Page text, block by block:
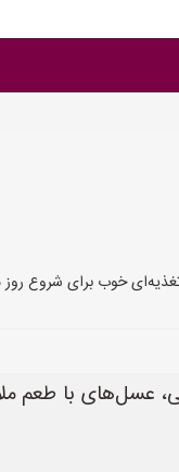
خوب برای شروع روز
عسل‌های با طعم